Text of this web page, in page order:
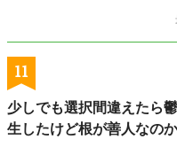
11
少しでも選択間違えたら
生したけど根が善人なの